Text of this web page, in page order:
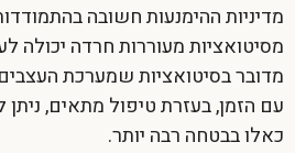
מדיניות ההימנעות חשובה
מסיטואציות מעוררות חרדה יכולה
מדובר בסיטואציות שמערכת
עם הזמן, בעזרת טיפול מתאים,
כאלו בבטחה רבה יותר.